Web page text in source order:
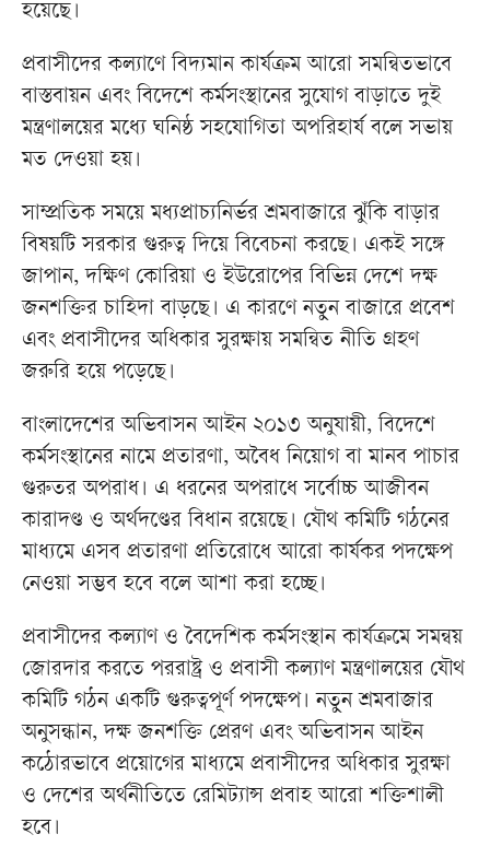
হয়েছে।
প্রবাসীদের কল্যাণে বিদ্যমান কার্যক্রম আরো সমন্বিতভাবে
বাস্তবায়ন এবং বিদেশে কর্মসংস্থানের সুযোগ বাড়াতে দুই
মন্ত্রণালয়ের মধ্যে ঘনিষ্ঠ সহযোগিতা অপরিহার্য বলে সভায়
মত দেওয়া হয়।
সাম্প্রতিক সময়ে মধ্যপ্রাচ্যনির্ভর শ্রমবাজারে ঝুঁকি বাড়ার
বিষয়টি সরকার গুরুত্ব দিয়ে বিবেচনা করছে। একই সঙ্গে
জাপান, দক্ষিণ কোরিয়া ও ইউরোপের বিভিন্ন দেশে দক্ষ
জনশক্তির চাহিদা বাড়ছে। এ কারণে নতুন বাজারে প্রবেশ
এবং প্রবাসীদের অধিকার সুরক্ষায় সমন্বিত নীতি গ্রহণ
জরুরি হয়ে পড়েছে।
বাংলাদেশের অভিবাসন আইন ২০১৩ অনুযায়ী, বিদেশে
কর্মসংস্থানের নামে প্রতারণা, অবৈধ নিয়োগ বা মানব পাচার
গুরুতর অপরাধ। এ ধরনের অপরাধে সর্বোচ্চ আজীবন
কারাদণ্ড ও অর্থদণ্ডের বিধান রয়েছে। যৌথ কমিটি গঠনের
মাধ্যমে এসব প্রতারণা প্রতিরোধে আরো কার্যকর পদক্ষেপ
নেওয়া সম্ভব হবে বলে আশা করা হচ্ছে।
প্রবাসীদের কল্যাণ ও বৈদেশিক কর্মসংস্থান কার্যক্রমে সমন্বয়
জোরদার করতে পররাষ্ট্র ও প্রবাসী কল্যাণ মন্ত্রণালয়ের যৌথ
কমিটি গঠন একটি গুরুত্বপূর্ণ পদক্ষেপ। নতুন শ্রমবাজার
অনুসন্ধান, দক্ষ জনশক্তি প্রেরণ এবং অভিবাসন আইন
কঠোরভাবে প্রয়োগের মাধ্যমে প্রবাসীদের অধিকার সুরক্ষা
ও দেশের অর্থনীতিতে রেমিট্যান্স প্রবাহ আরো শক্তিশালী
হবে।